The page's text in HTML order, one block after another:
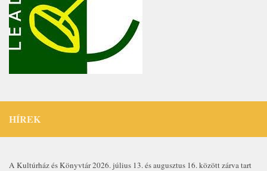
HÍREK
A Kultúrház és Könyvtár 2026. július 13. és augusztus 16. között zárva tart